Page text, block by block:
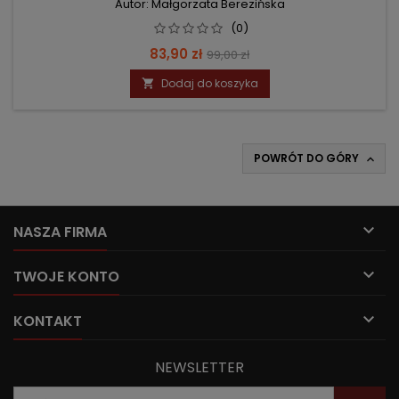
Autor: Małgorzata Berezińska
(0)
Cena
83,90 zł Cena
podstawowa
99,00 zł
 Dodaj do koszyka
POWRÓT DO GÓRY 
NASZA FIRMA 
TWOJE KONTO 
KONTAKT 
NEWSLETTER